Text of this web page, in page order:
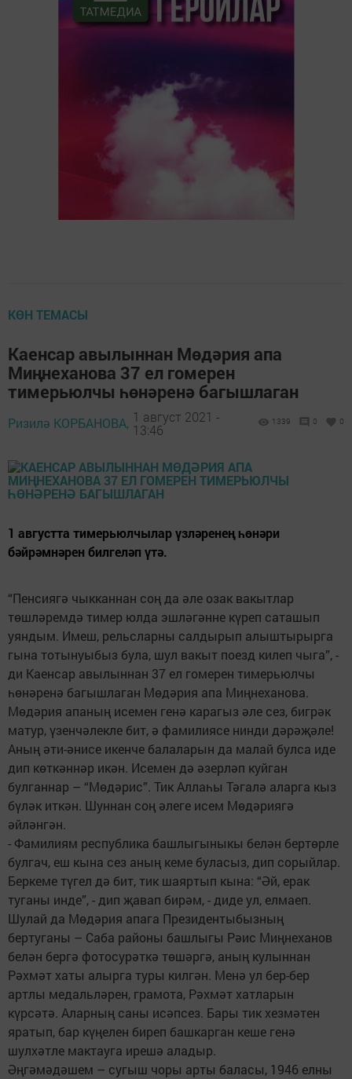
КӨН ТЕМАСЫ
Каенсар авылыннан Мөдәрия апа
Миңнеханова 37 ел гомерен
тимерьюлчы һөнәренә багышлаган
Ризилә КОРБАНОВА, 1 август 2021 -
13:46
1339 0 0
1 августта тимерьюлчылар үзләренең һөнәри
бәйрәмнәрен билгеләп үтә.
“Пенсиягә чыкканнан соң да әле озак вакытлар
төшләремдә тимер юлда эшләгәнне күреп саташып
уяндым. Имеш, рельсларны салдырып алыштырырга
гына тотынуыбыз була, шул вакыт поезд килеп чыга”, -
ди Каенсар авылыннан 37 ел гомерен тимерьюлчы
һөнәренә багышлаган Мөдәрия апа Миңнеханова.
Мөдәрия апаның исемен генә карагыз әле сез, бигрәк
матур, үзенчәлекле бит, ә фамилиясе нинди дәрәҗәле!
Аның әти-әнисе икенче балаларын да малай булса иде
дип көткәннәр икән. Исемен дә әзерләп куйган
булганнар – “Мөдәрис”. Тик Аллаһы Тәгалә аларга кыз
бүләк иткән. Шуннан соң әлеге исем Мөдәриягә
әйләнгән.
- Фамилиям республика башлыгыныкы белән бертөрле
булгач, еш кына сез аның кеме буласыз, дип сорыйлар.
Беркеме түгел дә бит, тик шаяртып кына: “Әй, ерак
туганы инде”, - дип җавап бирәм, - диде ул, елмаеп.
Шулай да Мөдәрия апага Президентыбызның
бертуганы – Саба районы башлыгы Рәис Миңнеханов
белән бергә фотосурәткә төшәргә, аның кулыннан
Рәхмәт хаты алырга туры килгән. Менә ул бер-бер
артлы медальләрен, грамота, Рәхмәт хатларын
күрсәтә. Аларның саны исәпсез. Бары тик хезмәтен
яратып, бар күңелен биреп башкарган кеше генә
шулхәтле мактауга ирешә аладыр.
Әңгәмәдәшем – сугыш чоры арты баласы, 1946 елны